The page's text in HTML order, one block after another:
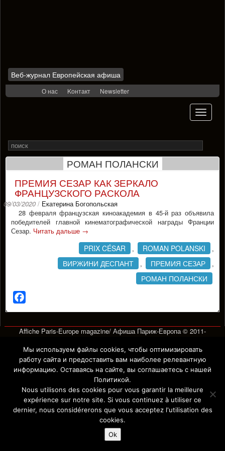
Веб-журнал Европейская афиша
О нас Kонтакт Newsletter
Toggle
Search
for
РОМАН ПОЛАНСКИ
ПРЕМИЯ СЕЗАР КАК ЗЕРКАЛО
ФРАНЦУЗСКОГО РАСКОЛА
09/03/2020 / Екатерина Богопольская
28 февраля французская киноакадемия в 45-й раз объявила
победителей главной кинематографической награды Франции
Сезар. Читать дальше →
PRIX CÉSAR , ROMAN POLANSKI ,
ВИРЖИНИ ДЕСПАНТ , ПРЕМИЯ СЕЗАР ,
РОМАН ПОЛАНСКИ
Affiche Paris-Europe magazine/ Афиша Париж-Европа © 2011-
Mentions légales
Мы используем файлы cookies, чтобы оптимизировать
работу сайта и предоставить вам наиболее релевантную
информацию. Оставаясь на сайте, вы соглашаетесь с нашей
Политикой.
Nous utilisons des cookies pour vous garantir la meilleure
expérience sur notre site. Si vous continuez à utiliser ce
dernier, nous considérerons que vous acceptez l'utilisation des
cookies.
Ok